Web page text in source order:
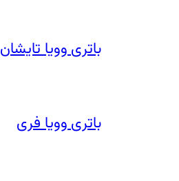
باتری وویا تایشان
باتری وویا فری